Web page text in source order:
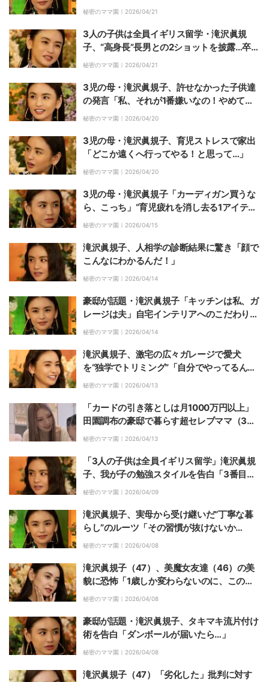
秘密のママ園｜ 2026/04/21
3人の子供は全員イギリス留学・滝沢眞規
子、“高身長”長男との2ショットを披露…卒業
後の進路について明かす
秘密のママ園｜ 2026/04/21
3児の母・滝沢眞規子、許せなかった子供達
の発言「私、それが1番嫌いなの！やめてち
ょうだい！！」
秘密のママ園｜ 2026/04/20
3児の母・滝沢眞規子、育児ストレスで家出
「どこか遠くへ行ってやる！と思って…」
秘密のママ園｜ 2026/04/20
3児の母・滝沢眞規子「カーディガン買うな
ら、こっち」“育児疲れを消し去る1アイテ
ム”を紹介し絶賛の声「めちゃくちゃ良いア
秘密のママ園｜ 2026/04/15
滝沢眞規子、人相学の診断結果に驚き「顔で
こんなにわかるんだ！」
秘密のママ園｜ 2026/04/14
豪邸が話題・滝沢眞規子「キッチンは私、ガ
レージは夫」自宅インテリアへのこだわりを
明かす
秘密のママ園｜ 2026/04/14
滝沢眞規子、激宅の広々ガレージで愛犬
を“独学でトリミング”「自分でやってるんで
すか！？」「これもお家！？」驚きの声
秘密のママ園｜ 2026/04/13
「カードの引き落としは月1000万円以上」
田園調布の豪邸で暮らす超セレブママ（3
8）の美貌に衝撃「可愛い〜！」「38歳に見
秘密のママ園｜ 2026/04/13
「3人の子供は全員イギリス留学」滝沢眞規
子、我が子の勉強スタイルを告白「3番目は
モノに釣られる子で…」
秘密のママ園｜ 2026/04/09
滝沢眞規子、実母から受け継いだ“丁寧な暮
らし”のルーツ「その習慣が抜けないか
ら…」
秘密のママ園｜ 2026/04/08
滝沢眞規子（47）、美魔女友達（46）の美
貌に恐怖「1歳しか変わらないのに、この
差！怖い〜！」
秘密のママ園｜ 2026/04/08
豪邸が話題・滝沢眞規子、タキマキ流片付け
術を告白「ダンボールが届いたら…」
秘密のママ園｜ 2026/04/08
滝沢眞規子（47）「劣化した」批判に対す